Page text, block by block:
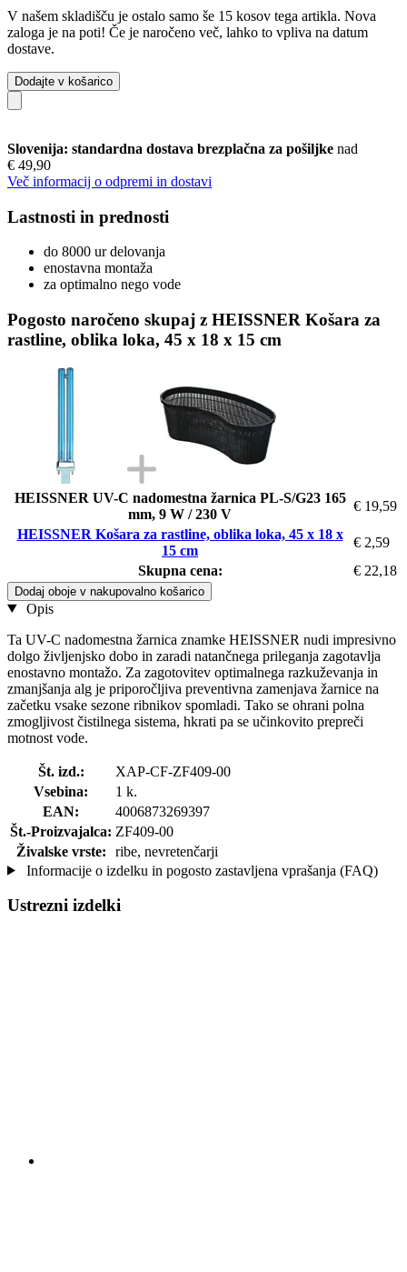
V našem skladišču je ostalo samo še 15 kosov tega artikla. Nova
zaloga je na poti! Če je naročeno več, lahko to vpliva na datum
dostave.
Dodajte v košarico
Slovenija: standardna dostava brezplačna za pošiljke nad
€ 49,90
Več informacij o odpremi in dostavi
Lastnosti in prednosti
do 8000 ur delovanja
enostavna montaža
za optimalno nego vode
Pogosto naročeno skupaj z HEISSNER Košara za
rastline, oblika loka, 45 x 18 x 15 cm
HEISSNER UV-C nadomestna žarnica PL-S/G23 165
mm, 9 W / 230 V
€ 19,59
HEISSNER Košara za rastline, oblika loka, 45 x 18 x
15 cm
€ 2,59
Skupna cena:
€ 22,18
Dodaj oboje v nakupovalno košarico
Opis
Ta UV-C nadomestna žarnica znamke HEISSNER nudi impresivno
dolgo življenjsko dobo in zaradi natančnega prileganja zagotavlja
enostavno montažo. Za zagotovitev optimalnega razkuževanja in
zmanjšanja alg je priporočljiva preventivna zamenjava žarnice na
začetku vsake sezone ribnikov spomladi. Tako se ohrani polna
zmogljivost čistilnega sistema, hkrati pa se učinkovito prepreči
motnost vode.
Št. izd.:
XAP-CF-ZF409-00
Vsebina:
1 k.
EAN:
4006873269397
Št.-Proizvajalca: ZF409-00
Živalske vrste:
ribe, nevretenčarji
Informacije o izdelku in pogosto zastavljena vprašanja (FAQ)
Ustrezni izdelki